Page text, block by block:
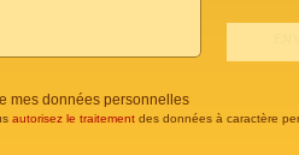
mes données personnelles
autorisez le traitement des données à caractère